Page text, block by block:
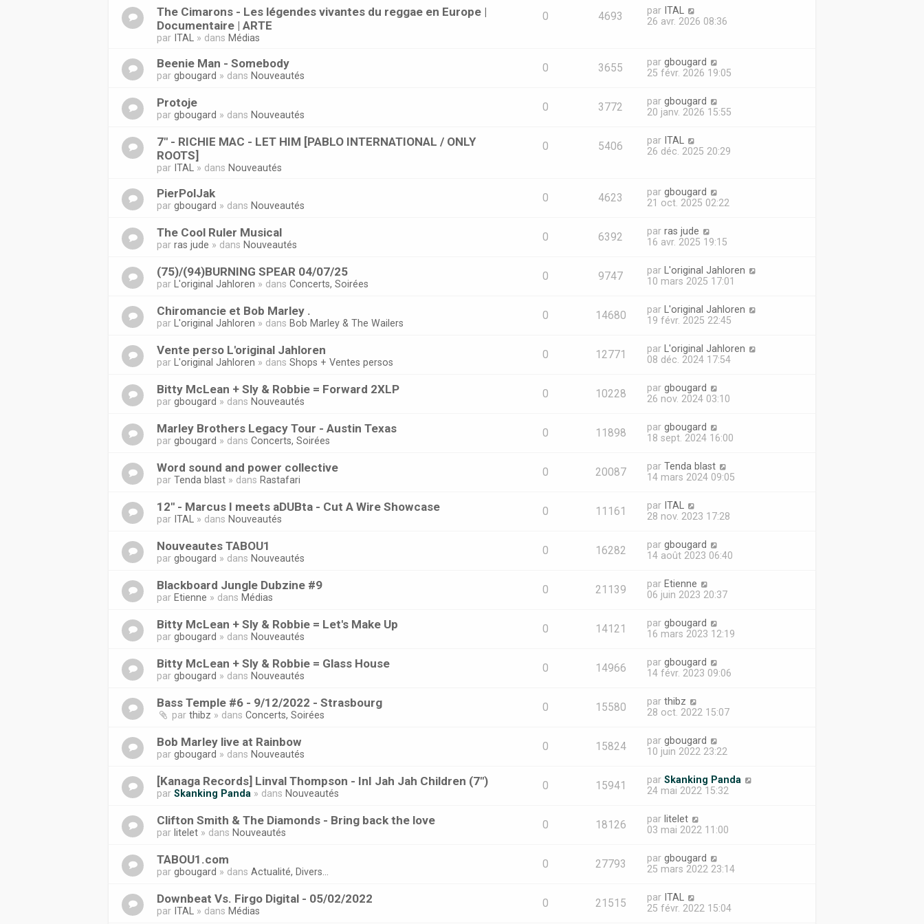
The Cimarons - Les légendes vivantes du reggae en Europe |
Documentaire | ARTE
par ITAL » dans Médias
0 4693 par ITAL
26 avr. 2026 08:36
Beenie Man - Somebody
pargbougard » dans Nouveautés
0 3655 par gbougard
25 févr. 2026 19:05
Protoje
pargbougard » dans Nouveautés
0 3772 par gbougard
20 janv. 2026 15:55
7" - RICHIE MAC - LET HIM [PABLO INTERNATIONAL / ONLY
ROOTS]
par ITAL » dans Nouveautés
0 5406 par ITAL
26 déc. 2025 20:29
PierPolJak
pargbougard » dans Nouveautés
0 4623 par gbougard
21 oct. 2025 02:22
The Cool Ruler Musical
parras jude » dans Nouveautés
0 6392 par ras jude
16 avr. 2025 19:15
(75)/(94)BURNING SPEAR 04/07/25
par L'original Jahloren » dansConcerts, Soirées
0 9747 par
L'original Jahloren
10 mars 2025 17:01
Chiromancie et Bob Marley .
par L'original Jahloren » dans Bob Marley & The Wailers
0 14680 par
L'original Jahloren
19 févr. 2025 22:45
Vente perso L'original Jahloren
par L'original Jahloren » dansShops + Ventes persos
0 12771 par
L'original Jahloren
08 déc. 2024 17:54
Bitty McLean + Sly & Robbie = Forward 2XLP
pargbougard » dans Nouveautés
0 10228 par gbougard
26 nov. 2024 03:10
Marley Brothers Legacy Tour - Austin Texas
pargbougard » dansConcerts, Soirées
0 11898 par gbougard
18 sept. 2024 16:00
Word sound and power collective
parTenda blast » dans Rastafari
0 20087 par Tenda blast
14 mars 2024 09:05
12'' - Marcus I meets aDUBta - Cut A Wire Showcase
par ITAL » dans Nouveautés
0 11161 par ITAL
28 nov. 2023 17:28
Nouveautes TABOU1
pargbougard » dans Nouveautés
0 16282 par gbougard
14 août 2023 06:40
Blackboard Jungle Dubzine #9
par Etienne » dans Médias
0 21139 par Etienne
06 juin 2023 20:37
Bitty McLean + Sly & Robbie = Let's Make Up
pargbougard » dans Nouveautés
0 14121 par gbougard
16 mars 2023 12:19
Bitty McLean + Sly & Robbie = Glass House
pargbougard » dans Nouveautés
0 14966 par gbougard
14 févr. 2023 09:06
Bass Temple #6 - 9/12/2022 - Strasbourg
parthibz » dansConcerts, Soirées
0 15580 par thibz
28 oct. 2022 15:07
Bob Marley live at Rainbow
pargbougard » dans Nouveautés
0 15824 par gbougard
10 juin 2022 23:22
[Kanaga Records] Linval Thompson - InI Jah Jah Children (7")
parSkanking Panda » dans Nouveautés
0 15941 par Skanking Panda
24 mai 2022 15:32
Clifton Smith & The Diamonds - Bring back the love
par litelet » dans Nouveautés
0 18126 par litelet
03 mai 2022 11:00
TABOU1.com
pargbougard » dansActualité, Divers...
0 27793 par gbougard
25 mars 2022 23:14
Downbeat Vs. Firgo Digital - 05/02/2022
par ITAL » dans Médias
0 21515 par ITAL
25 févr. 2022 15:04